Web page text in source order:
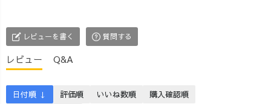
(でしょ！)🤤」
満場一致
で、着心地、使
い勝手共に最高
なロンTが爆誕し
ました😆🔥笑 生
ってる松ぼっく
りやらお花をく
ケットの中でパ
レビューを書く 質問する
レビュー Q&A
日付順 ↓ 評価順 いいね数順
購入確認順